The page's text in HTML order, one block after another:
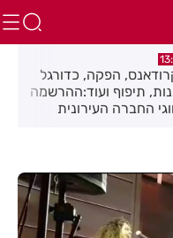
הפקה, כדורגל
תיפוף ועוד:ההרשמה
החברה העירונית